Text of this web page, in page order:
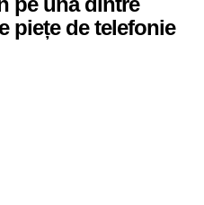
piețe de telefonie